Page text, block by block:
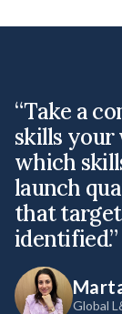
“Take a
skills your
which
launch
that
identified.”
Global